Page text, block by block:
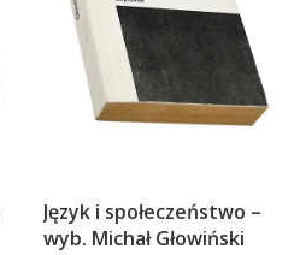
Język i społeczeństwo –
wyb. Michał Głowiński